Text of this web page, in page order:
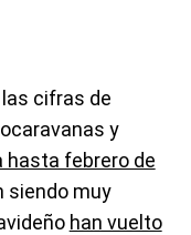
cifras de
y
hasta febrero de
siendo muy
han vuelto